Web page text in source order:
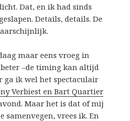
Dat, en ik had sinds
Details, details. De
maar eens vroeg in
–de timing kan altijd
ga ik wel het spectaculair
Verbiest en Bart Quartier
Maar het is dat of mij
samenvegen, vrees ik. En